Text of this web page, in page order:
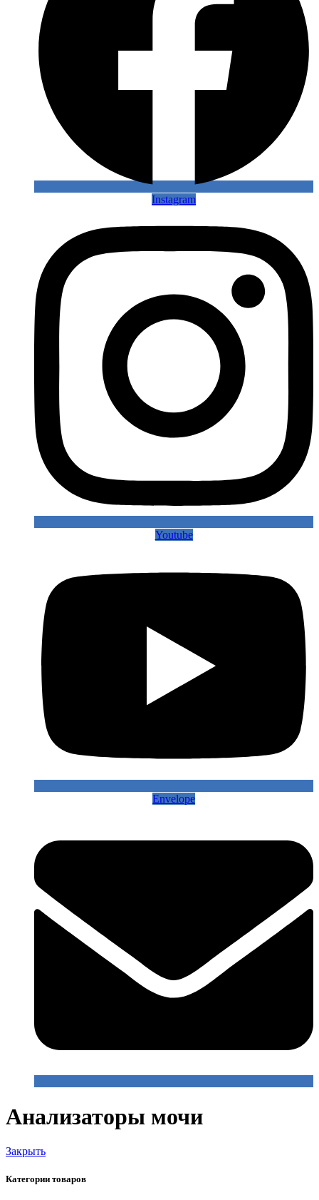
Instagram
Youtube
Envelope
Анализаторы мочи
Закрыть
Категории товаров